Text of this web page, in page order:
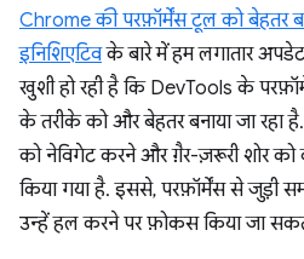
Chrome की परफ़ॉर्मेंस टूल को बेहतर
इनिशिएटिवके बारे में हम लगातार
खुशी हो रही है कि DevTools के
के तरीके को और बेहतर बनाया जा रहा है.
को नेविगेट करने और ग़ैर-ज़रूरी शोर
किया गया है. इससे, परफ़ॉर्मेंस से जुड़ी
उन्हें हल करने पर फ़ोकस किया जा